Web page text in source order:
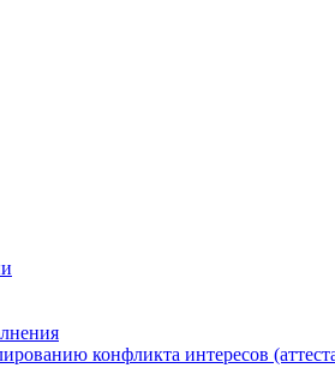
конфликта интересов